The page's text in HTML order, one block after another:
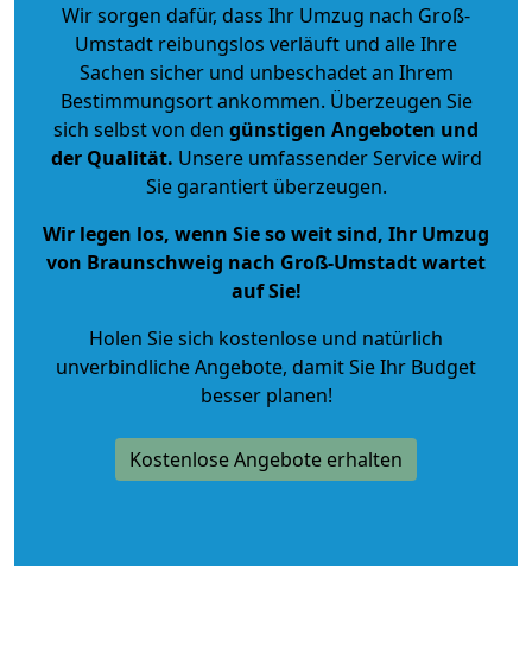
Wir sorgen dafür, dass Ihr Umzug nach Groß-
Umstadt reibungslos verläuft und alle Ihre
Sachen sicher und unbeschadet an Ihrem
Bestimmungsort ankommen. Überzeugen Sie
sich selbst von den günstigen Angeboten und
der Qualität. Unsere umfassender Service wird
Sie garantiert überzeugen.
Wir legen los, wenn Sie so weit sind, Ihr Umzug
von Braunschweig nach Groß-Umstadt wartet
auf Sie!
Holen Sie sich kostenlose und natürlich
unverbindliche Angebote, damit Sie Ihr Budget
besser planen!
Kostenlose Angebote erhalten